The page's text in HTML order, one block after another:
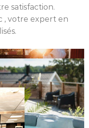
satisfaction.
, votre expert en